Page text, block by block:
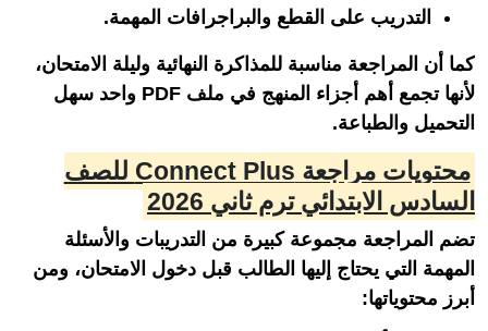
التدريب على القطع والبراجرافات المهمة.
كما أن المراجعة مناسبة للمذاكرة النهائية وليلة الامتحان،
لأنها تجمع أهم أجزاء المنهج في ملف PDF واحد سهل
التحميل والطباعة.
محتويات مراجعة Connect Plus للصف
السادس الابتدائي ترم ثاني 2026
تضم المراجعة مجموعة كبيرة من التدريبات والأسئلة
المهمة التي يحتاج إليها الطالب قبل دخول الامتحان، ومن
أبرز محتوياتها: